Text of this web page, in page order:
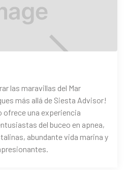
las maravillas del Mar
más allá de Siesta Advisor!
una experiencia
del buceo en apnea,
abundante vida marina y